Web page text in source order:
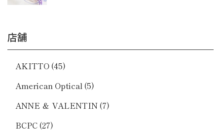
店舗
AKITTO (45)
American Optical (5)
ANNE ＆ VALENTIN (7)
BCPC (27)